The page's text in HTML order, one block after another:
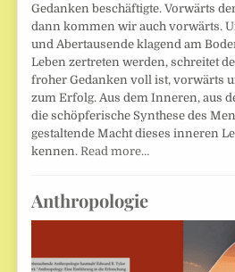
Gedanken beschäftigte. Vorwärts
dann kommen wir auch vorwärts.
und Abertausende klagend am
Leben zertreten werden, schreitet
froher Gedanken voll ist, vorwärts
zum Erfolg. Aus dem Inneren, aus
die schöpferische Synthese des
gestaltende Macht dieses inneren
kennen.Read more…
Anthropologie